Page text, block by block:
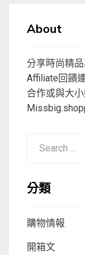
About
分享時尚精
Affiliate回饋
合作或與大
分類
購物情報
開箱文